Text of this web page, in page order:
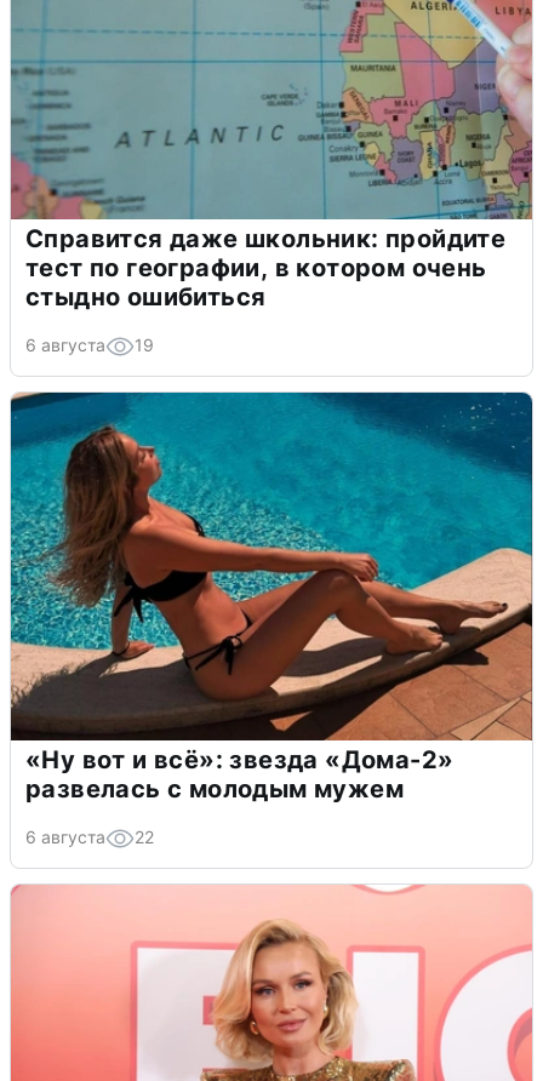
Справится даже школьник: пройдите
тест по географии, в котором очень
стыдно ошибиться
6 августа 19
«Ну вот и всё»: звезда «Дома-2»
развелась с молодым мужем
6 августа 22